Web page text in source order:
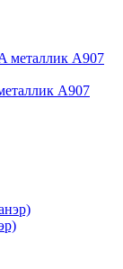
A907